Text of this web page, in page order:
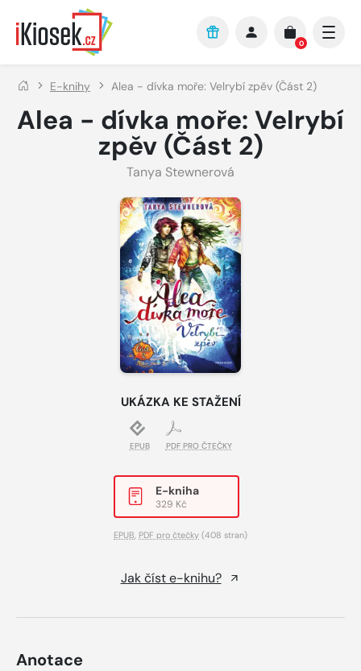
Přejít na hlavní obsah
0
E-knihy Alea - dívka moře: Velrybí zpěv (Část 2)
Alea - dívka moře: Velrybí
zpěv (Část 2)
Tanya Stewnerová
UKÁZKA KE STAŽENÍ
EPUB PDF PRO ČTEČKY
E-kniha
329 Kč
EPUB, PDF pro čtečky (408 stran)
Jak číst e-knihu?
Anotace